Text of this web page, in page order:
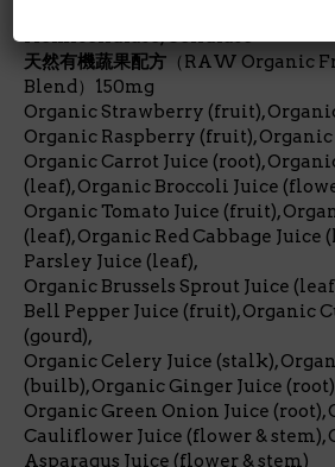
Hemicellulase, Cellulase
天然有機蔬果配方 （RAW Organic
Blend）150mg
Organic Strawberry (fruit),
Organic Raspberry (fruit), Organic
Organic Carrot Juice (root),
(leaf), Organic Broccoli Juice
Organic Tomato Juice (fruit),
(leaf), Organic Red Cabbage Juice
Parsley Juice (leaf),
Organic Brussels Sprout Juice
Bell Pepper Juice (fruit), Organic
(gourd),
Organic Celery Juice (stalk),
(builb), Organic Ginger Juice
Organic Green Onion Juice (root),
Cauliflower Juice (flower & stem),
Asparagus Juice (flower & stem)